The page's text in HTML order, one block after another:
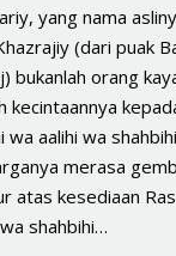
yang nama
(dari puak
bukanlah orang
wa aalihi wa
merasa
atas kesediaan
shahbihi…